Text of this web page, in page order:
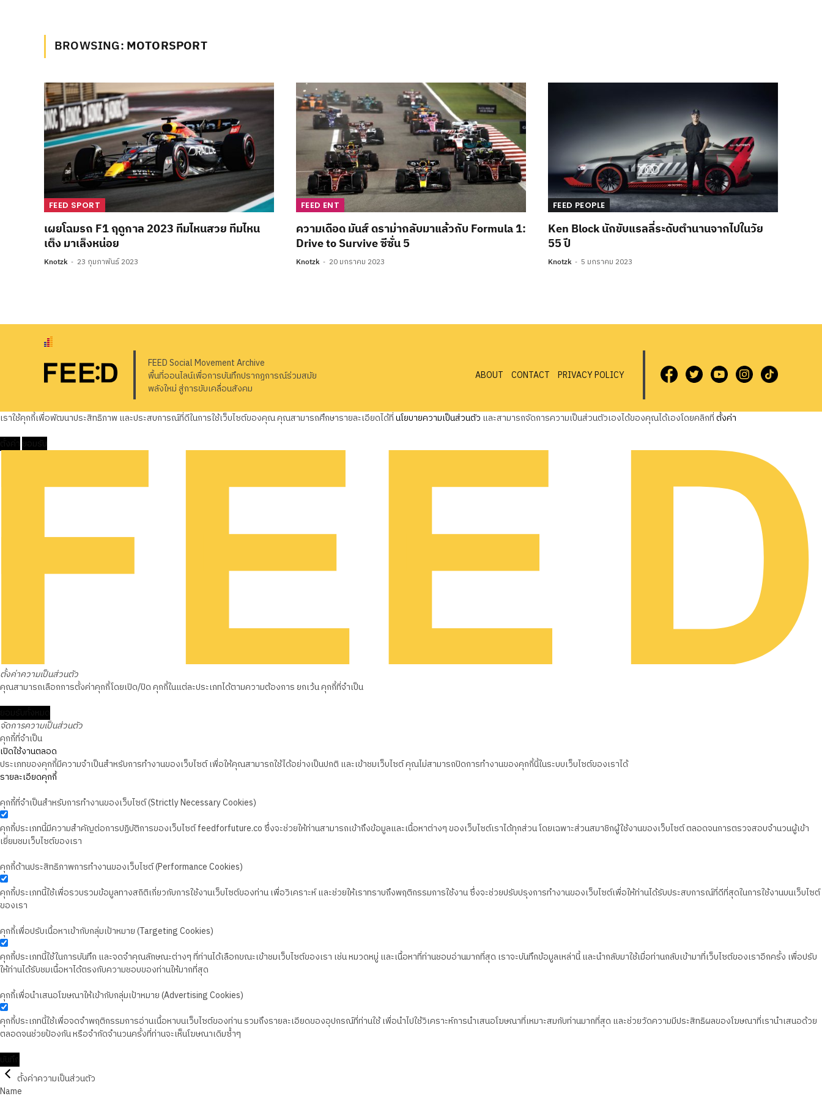
BROWSING:MOTORSPORT
FEED SPORT
เผยโฉมรถ F1 ฤดูกาล 2023 ทีมไหนสวย ทีมไหน
เต็ง มาเล็งหน่อย
Knotzk 23 กุมภาพันธ์ 2023
FEED ENT
ความเดือด มันส์ ดราม่ากลับมาแล้วกับ Formula 1:
Drive to Survive ซีซั่น 5
Knotzk 20 มกราคม 2023
FEED PEOPLE
Ken Block นักขับแรลลี่ระดับตำนานจากไปในวัย
55 ปี
Knotzk 5 มกราคม 2023
FEED Social Movement Archive
พื้นที่ออนไลน์เพื่อการบันทึกปรากฏการณ์ร่วมสมัย
พลังใหม่ สู่การขับเคลื่อนสังคม
ABOUT CONTACT PRIVACY POLICY
เราใช้คุกกี้เพื่อพัฒนาประสิทธิภาพ และประสบการณ์ที่ดีในการใช้เว็บไซต์ของคุณ คุณสามารถศึกษารายละเอียดได้ที่นโยบายความเป็นส่วนตัว และสามารถจัดการความเป็นส่วนตัวเองได้ของคุณได้เองโดยคลิกที่ตั้งค่า
ตั้งค่าความเป็นส่วนตัว
คุณสามารถเลือกการตั้งค่าคุกกี้โดยเปิด/ปิด คุกกี้ในแต่ละประเภทได้ตามความต้องการ ยกเว้น คุกกี้ที่จำเป็น
จัดการความเป็นส่วนตัว
คุกกี้ที่จำเป็น
เปิดใช้งานตลอด
ประเภทของคุกกี้มีความจำเป็นสำหรับการทำงานของเว็บไซต์ เพื่อให้คุณสามารถใช้ได้อย่างเป็นปกติ และเข้าชมเว็บไซต์ คุณไม่สามารถปิดการทำงานของคุกกี้นี้ในระบบเว็บไซต์ของเราได้
รายละเอียดคุกกี้
คุกกี้ที่จำเป็นสำหรับการทำงานของเว็บไซต์ (Strictly Necessary Cookies)
คุกกี้ประเภทนี้มีความสำคัญต่อการปฏิบัติการของเว็บไซต์ feedforfuture.co ซึ่งจะช่วยให้ท่านสามารถเข้าถึงข้อมูลและเนื้อหาต่างๆ ของเว็บไซต์เราได้ทุกส่วน โดยเฉพาะส่วนสมาชิกผู้ใช้งานของเว็บไซต์ ตลอดจนการตรวจสอบจำนวนผู้เข้า
เยี่ยมชมเว็บไซต์ของเรา
คุกกี้ด้านประสิทธิภาพการทำงานของเว็บไซต์ (Performance Cookies)
คุกกี้ประเภทนี้ใช้เพื่อรวบรวมข้อมูลทางสถิติเกี่ยวกับการใช้งานเว็บไซต์ของท่าน เพื่อวิเคราะห์ และช่วยให้เราทราบถึงพฤติกรรมการใช้งาน ซึ่งจะช่วยปรับปรุงการทำงานของเว็บไซต์เพื่อให้ท่านได้รับประสบการณ์ที่ดีที่สุดในการใช้งานบนเว็บไซต์
ของเรา
คุกกี้เพื่อปรับเนื้อหาเข้ากับกลุ่มเป้าหมาย (Targeting Cookies)
คุกกี้ประเภทนี้ใช้ในการบันทึก และจดจำคุณลักษณะต่างๆ ที่ท่านได้เลือกขณะเข้าชมเว็บไซต์ของเรา เช่น หมวดหมู่ และเนื้อหาที่ท่านชอบอ่านมากที่สุด เราจะบันทึกข้อมูลเหล่านี้ และนำกลับมาใช้เมื่อท่านกลับเข้ามาที่เว็บไซต์ของเราอีกครั้ง เพื่อปรับ
ให้ท่านได้รับชมเนื้อหาได้ตรงกับความชอบของท่านให้มากที่สุด
คุกกี้เพื่อนำเสนอโฆษณาให้เข้ากับกลุ่มเป้าหมาย (Advertising Cookies)
คุกกี้ประเภทนี้ใช้เพื่อจดจำพฤติกรรมการอ่านเนื้อหาบนเว็บไซต์ของท่าน รวมถึงรายละเอียดของอุปกรณ์ที่ท่านใช้ เพื่อนำไปใช้วิเคราะห์การนำเสนอโฆษณาที่เหมาะสมกับท่านมากที่สุด และช่วยวัดความมีประสิทธิผลของโฆษณาที่เรานำเสนอด้วย
ตลอดจนช่วยป้องกัน หรือจำกัดจำนวนครั้งที่ท่านจะเห็นโฆษณาเดิมซ้ำๆ
ตั้งค่าความเป็นส่วนตัว
Name